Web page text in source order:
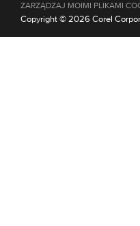
ZARZĄDZAJ MOIMI PLIKAMI
Copyright © 2026 Corel